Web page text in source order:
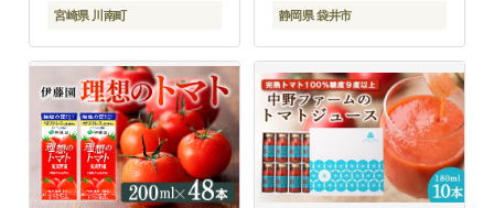
宮崎県 川南町
け 大根 白菜 冷蔵 静岡
静岡県 袋井市